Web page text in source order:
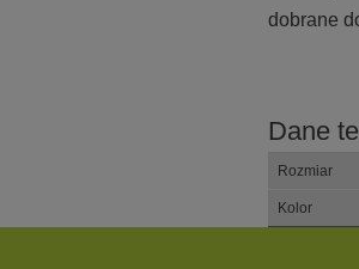
dobrane
Dane
Rozmiar
Kolor